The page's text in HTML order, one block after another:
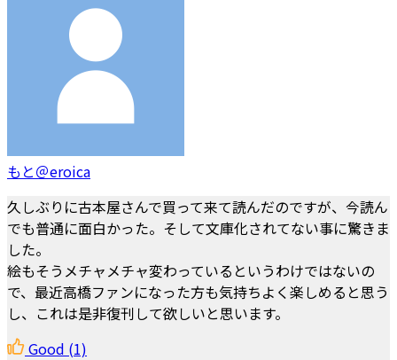
もと＠eroica
久しぶりに古本屋さんで買って来て読んだのですが、今読ん
でも普通に面白かった。そして文庫化されてない事に驚きま
した。
絵もそうメチャメチャ変わっているというわけではないの
で、最近高橋ファンになった方も気持ちよく楽しめると思う
し、これは是非復刊して欲しいと思います。
Good (1)